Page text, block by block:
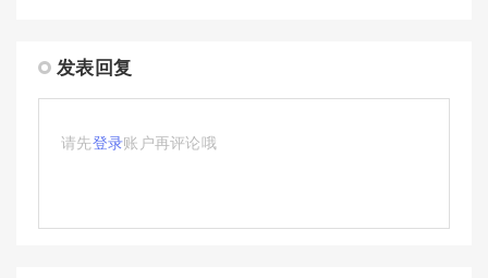
发表回复
请先登录账户再评论哦